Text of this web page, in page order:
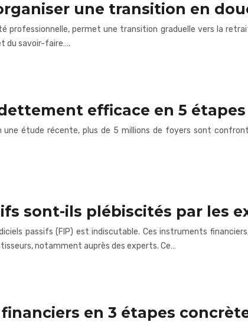
une transition en
professionnelle, permet une transition graduelle vers la
du savoir-faire….
efficace en 5
étude récente, plus de 5 millions de foyers sont
sont-ils plébiscités par les
passifs (FIP) est indiscutable. Ces instruments
notamment auprès des experts. Ce…
en 3 étapes